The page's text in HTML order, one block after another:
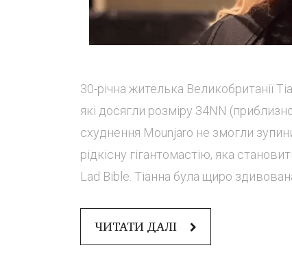
30-річна жителька Великобританії
які досягли розміру 34NN
схуднення Mounjaro не змогли
рідкісну гігантомастію, яка
Lad Bible. Тіанна була щиро
ЧИТАТИ ДАЛІ